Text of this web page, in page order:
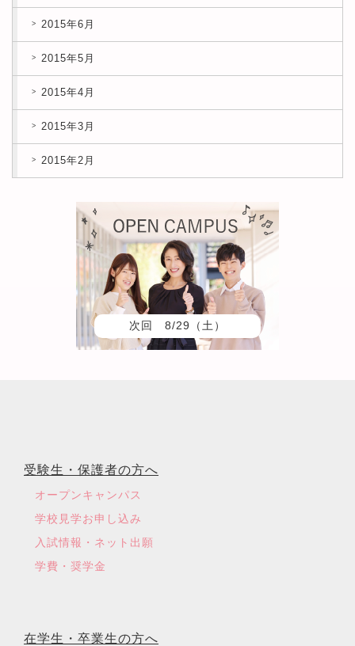
2015年6月
2015年5月
2015年4月
2015年3月
2015年2月
次回 8/29（土）
受験生・保護者の方へ
オープンキャンパス
学校見学お申し込み
入試情報・ネット出願
学費・奨学金
在学生・卒業生の方へ